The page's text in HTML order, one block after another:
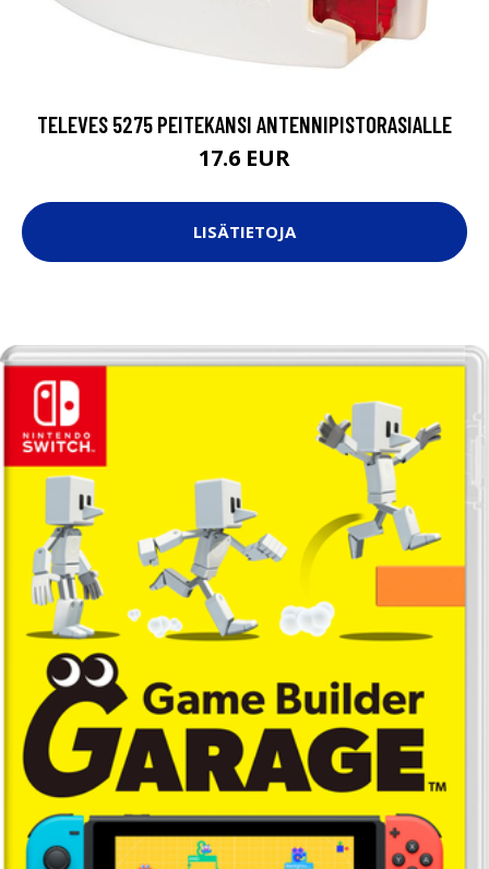
TELEVES 5275 PEITEKANSI ANTENNIPISTORASIALLE
17.6 EUR
LISÄTIETOJA